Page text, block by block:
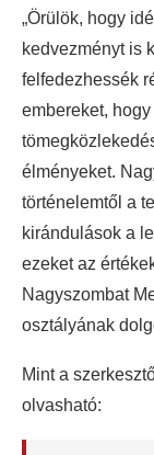
„Örülök, hogy
kedvezményt is
felfedezhessék
embereket,
élményeket.
történelemtől a
kirándulások a
ezeket az
Nagyszombat
osztályának
Mint a
olvasható: